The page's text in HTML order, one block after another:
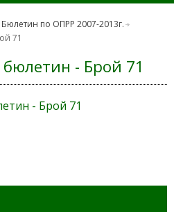
Бюлетин по ОПРР 2007-2013г.
71
- Брой 71
- Брой 71